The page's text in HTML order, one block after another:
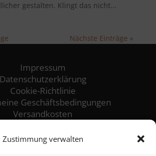
Zustimmung verwalten
gestalten. Klingt das nicht...
Nächste Einträge »
Impressum
Datenschutzerklärung
Cookie-Richtlinie
Geschäftsbedingungen
Versandkosten
ist es, die reibungslose Funktion